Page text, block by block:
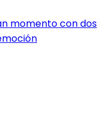
momento con dos